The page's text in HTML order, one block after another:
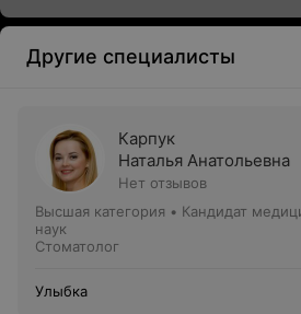
Другие специалисты
Карпук
Наталья Анатольевна
Нет отзывов
Высшая категория • Кандидат
наук
Стоматолог
Улыбка